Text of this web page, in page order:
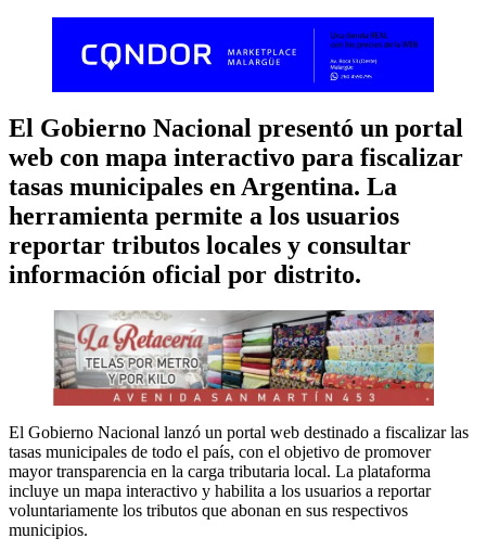
El Gobierno Nacional presentó un portal
web con mapa interactivo para fiscalizar
tasas municipales en Argentina. La
herramienta permite a los usuarios
reportar tributos locales y consultar
información oficial por distrito.
El Gobierno Nacional lanzó un portal web destinado a fiscalizar las
tasas municipales de todo el país, con el objetivo de promover
mayor transparencia en la carga tributaria local. La plataforma
incluye un mapa interactivo y habilita a los usuarios a reportar
voluntariamente los tributos que abonan en sus respectivos
municipios.